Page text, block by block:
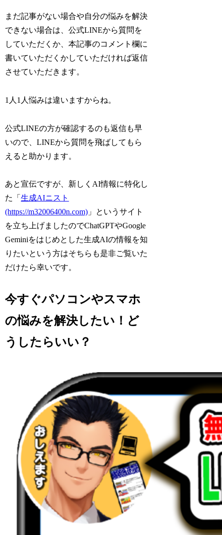
まだ記事がない場合や自分の悩みを解決
できない場合は、公式LINEから質問を
していただくか、本記事のコメント欄に
書いていただくかしていただければ返信
させていただきます。
1人1人悩みは違いますからね。
公式LINEの方が確認するのも返信も早
いので、LINEから質問を飛ばしてもら
えると助かります。
あと宣伝ですが、新しくAI情報に特化し
た「生成AIニスト
(https://m32006400n.com) 」というサイト
を立ち上げましたのでChatGPTやGoogle
Geminiをはじめとした生成AIの情報を知
りたいという方はそちらも是非ご覧いた
だけたら幸いです。
今すぐパソコンやスマホ
の悩みを解決したい！ど
うしたらいい？